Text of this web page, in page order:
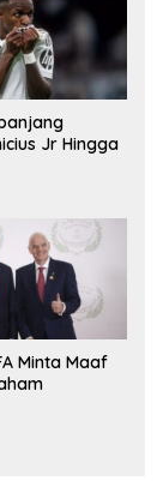
Jr Hingga